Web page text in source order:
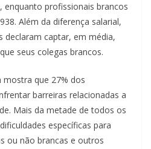
enquanto profissionais brancos
Além da diferença salarial,
declaram captar, em média,
seus colegas brancos.
que 27% dos
barreiras relacionadas a
Mais da metade de todos os
específicas para
ou não brancas e outros